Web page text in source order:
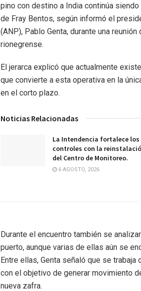
pino con destino a India continúa
de Fray Bentos, según informó el
(ANP), Pablo Genta, durante una
rionegrense.
El jerarca explicó que actualmente
que convierte a esta operativa en la
en el corto plazo.
Noticias Relacionadas
La Intendencia fortalece los
controles con la
del Centro de Monitoreo.
6 AGOSTO, 2026
Durante el encuentro también se
puerto, aunque varias de ellas aún se
Entre ellas, Genta señaló que se
con el objetivo de generar movimiento
nueva zafra.